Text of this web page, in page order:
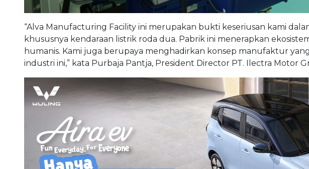
“Alva Manufacturing Facility ini merupakan bukti keseriusan kami
khususnya kendaraan listrik roda dua. Pabrik ini menerapkan
humanis. Kami juga berupaya menghadirkan konsep manufaktur
industri ini,” kata Purbaja Pantja, President Director PT. Ilectra Motor